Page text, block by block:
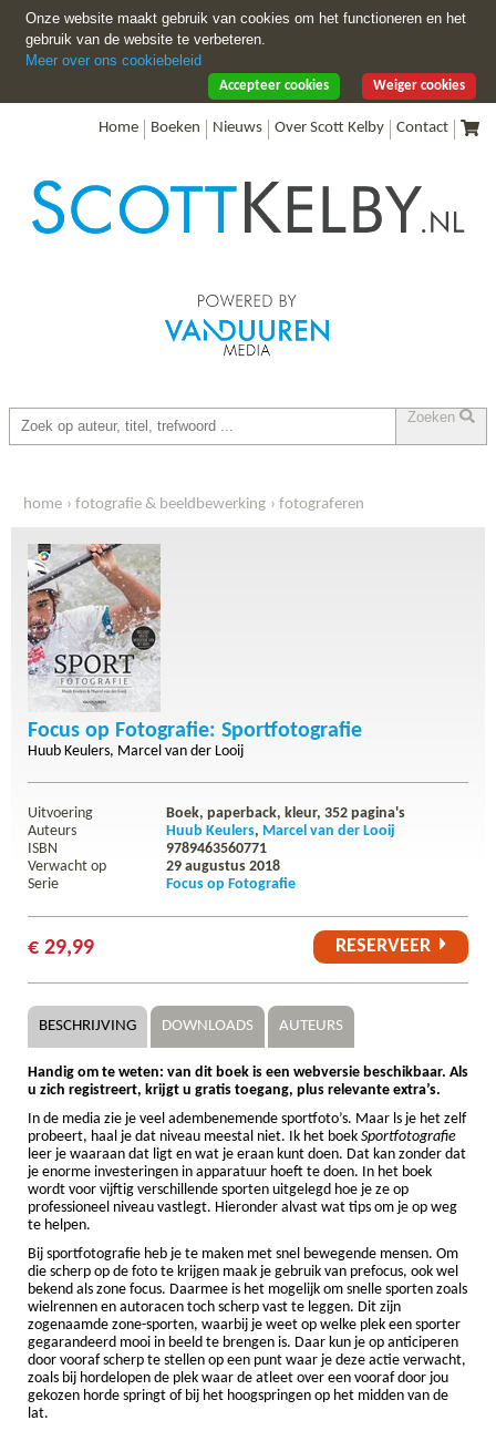
Home Boeken Nieuws Over Scott Kelby Contact
Zoeken
home fotografie & beeldbewerking fotograferen
focus op fotografie: sportfotografie
Focus op Fotografie: Sportfotografie
Huub Keulers Marcel van der Looij
Uitvoering Boek, paperback, kleur, 352 pagina's
Auteurs
Huub Keulers Marcel van der Looij
ISBN
9789463560771
Verwacht op
29 augustus 2018
Serie
Focus op Fotografie
€ 29,99 RESERVEER
BESCHRIJVING DOWNLOADS AUTEURS
Handig om te weten: van dit boek is een webversie beschikbaar. Als
u zich registreert, krijgt u gratis toegang, plus relevante extra’s.
In de media zie je veel adembenemende sportfoto’s. Maar ls je het zelf
probeert, haal je dat niveau meestal niet. Ik het boek Sportfotografie
leer je waaraan dat ligt en wat je eraan kunt doen. Dat kan zonder dat
je enorme investeringen in apparatuur hoeft te doen. In het boek
wordt voor vijftig verschillende sporten uitgelegd hoe je ze op
professioneel niveau vastlegt. Hieronder alvast wat tips om je op weg
te helpen.
Bij sportfotografie heb je te maken met snel bewegende mensen. Om
die scherp op de foto te krijgen maak je gebruik van prefocus, ook wel
bekend als zone focus. Daarmee is het mogelijk om snelle sporten zoals
wielrennen en autoracen toch scherp vast te leggen. Dit zijn
zogenaamde zone-sporten, waarbij je weet op welke plek een sporter
gegarandeerd mooi in beeld te brengen is. Daar kun je op anticiperen
door vooraf scherp te stellen op een punt waar je deze actie verwacht,
zoals bij hordelopen de plek waar de atleet over een vooraf door jou
gekozen horde springt of bij het hoogspringen op het midden van de
lat.
Onze website maakt gebruik van cookies om het functioneren en het
gebruik van de website te verbeteren.
Meer over ons cookiebeleid
Weiger cookies
Accepteer cookies